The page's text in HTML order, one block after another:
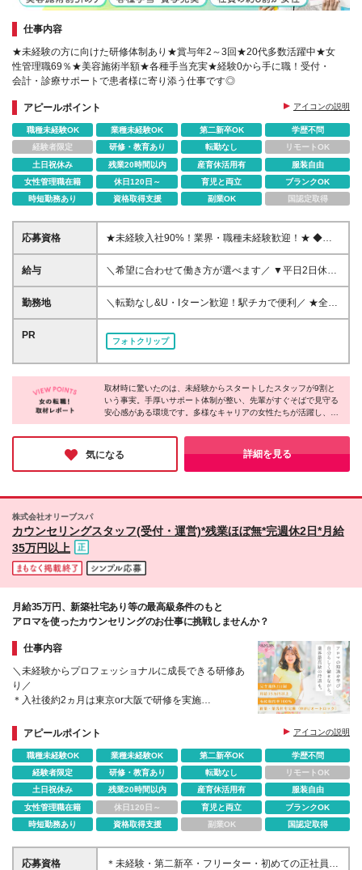
仕事内容
★未経験の方に向けた研修体制あり★賞与年2～3回★20代多数活躍中★女
性管理職69％★美容施術半額★各種手当充実★経験0から手に職！受付・
会計・診療サポートで患者様に寄り添う仕事です◎
アピールポイント アイコンの説明
職種未経験OK 業種未経験OK 第二新卒OK
学歴不問
経験者限定
研修・教育あり 転勤なし
リモートOK
土日祝休み
残業20時間以内 産育休活用有
服装自由
女性管理職在籍
休日120日～ 育児と両立
ブランクOK
時短勤務あり
資格取得支援 副業OK 国認定取得
応募資格
★未経験入社90%！業界・職種未経験歓迎！★ ◆第
二新卒・ブランクのある方もOK ◆学歴不問 ◆1年以
上の社会人経験をお持ちの方 ●医療業界や事務の経験
などのご経験があれば活かせますが、必須条件ではあ
りません。 ＜人柄を最優先した採用＞ 来院される患
の大切な役割。 受付や会計での温かい対応や笑顔
柄」を重視しています。 ＜こんな方におすすめ！＞
◎事務職にチャレンジしたい方 ◎人と接することが
好きな方 ◎誰かの役に立つ仕事に興味がある方
給与
＼希望に合わせて働き方が選べます／ ▼平日2日休み
月給25万円以上 ┗想定月収31万5,200円～（平均残業
15H＋手当込） ▼平日+日曜休み 月給23万円以上（一
┗想定月収28万7,500円～（平均残業15H＋手当込）
残業代は別途全額支給 ※船橋院について、開院1か月
目まではベースアップ評価料手当は支給対象外となり
ます。 そのため、月給も下記の金額からスタートと
お、ベースアップ評価料の算定開始に合わせ、開院2
か月目より適用予定です。 ＼各種手当も充実／ ◆住
数手当（4,500円～／月）※最大月5万円／昨年度実績
当（2,500円／日） ◆役職手当（～10万円程度／月）
◆特別賞与（支給条件あり） ※その他手当多数
勤務地
＼転勤なし&U・Iターン歓迎！駅チカで便利／ ★全国
エリアでの募集 ★駅から徒歩数分の好アクセス ≪北
海道≫ ◆札幌院 ≪東京都≫ ◆新宿院 ◆池袋院 ◆品
川院 ◆秋葉原院 ◆渋谷院 ※26年11⽉リニューアル
予定（勤務開始は10⽉中旬から） ◆上野院 ◆立川院
≪神奈川県≫ ◆横浜院 ≪千葉県≫ ◆千葉院 ◆船橋
院 ※26年10月開院予定（勤務開始は9月中旬から）
≪埼玉県≫ ◆大宮院 ≪愛知県≫ ◆名古屋院 ≪大阪府
≫ ◆大阪梅田院 ◆大阪難波院 ≪京都府≫ ◆京都院
PR
フォトクリップ
取材時に驚いたのは、未経験からスタートしたスタッフが9割と
いう事実。手厚いサポート体制が整い、先輩がすぐそばで見守る
安心感がある環境です。多様なキャリアの女性たちが活躍し、相
談しやすい雰囲気も魅力的。取材中は人事担当者の方が温かく接
してくださり、ここなら新しい一歩を踏み出しやすそうだなと感
じました！
気になる 詳細を見る
株式会社オリーブスパ
カウンセリングスタッフ(受付・運営)*残業ほぼ無*完週休2日*月給
35万円以上
月給35万円、新築社宅あり等の最高級条件のもと
アロマを使ったカウンセリングのお仕事に挑戦しませんか？
仕事内容
＼未経験からプロフェッショナルに成長できる研修あ
り／
＊入社後約2ヵ月は東京or大阪で研修を実施
＊残業月7h以内、完週休2日、有給取得率100％など
働きやすさ◎
アピールポイント アイコンの説明
職種未経験OK 業種未経験OK 第二新卒OK
学歴不問
経験者限定
研修・教育あり 転勤なし
リモートOK
土日祝休み
残業20時間以内 産育休活用有
服装自由
女性管理職在籍
休日120日～ 育児と両立
ブランクOK
時短勤務あり
資格取得支援 副業OK 国認定取得
応募資格
＊未経験・第二新卒・フリーター・初めての正社員と